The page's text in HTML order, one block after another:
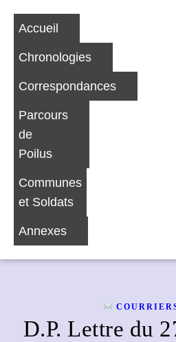
Accueil
Chronologies
Correspondances
Parcours
de
Poilus
Communes
et Soldats
Annexes
D.P. Lettre du